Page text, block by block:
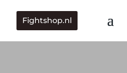
Fightshop.nl